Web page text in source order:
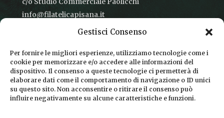
Gestisci Consenso
Per fornire le migliori esperienze, utilizziamo tecnologie come i
cookie per memorizzare e/o accedere alle informazioni del
dispositivo. Il consenso a queste tecnologie ci permetterà di
elaborare dati come il comportamento di navigazione o ID unici
su questo sito. Non acconsentire o ritirare il consenso può
influire negativamente su alcune caratteristiche e funzioni.
info@filatelicapisana.it
CONDIZIONI DI VENDITA
INFORMATIVA SULLA PRIVACY
COOKIE POLICY